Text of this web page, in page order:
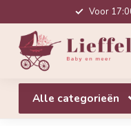
Voor
Alle categorieën